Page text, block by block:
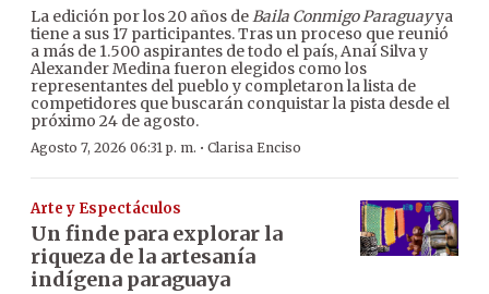
La edición por los 20 años deBaila Conmigo Paraguayya
tiene a sus 17 participantes. Tras un proceso que reunió
a más de 1.500 aspirantes de todo el país, Anaí Silva y
Alexander Medina fueron elegidos como los
representantes del pueblo y completaron la lista de
competidores que buscarán conquistar la pista desde el
próximo 24 de agosto.
Agosto 7, 2026 06:31 p. m. · Clarisa Enciso
Arte y Espectáculos
Un finde para explorar la
riqueza de la artesanía
indígena paraguaya